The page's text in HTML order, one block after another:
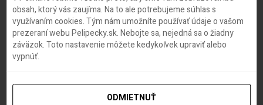
rokoch končí vo
Viedni. Lietadlá
presúva do Bratislavy
obsah, ktorý vás zaujíma. Na to ale potrebujeme súhlas s
využívaním cookies. Tým nám umožníte používať údaje o vašom
prezeraní webu Pelipecky.sk. Nebojte sa, nejedná sa o žiadny
záväzok. Toto nastavenie môžete kedykoľvek upraviť alebo
vypnúť.
ODMIETNUŤ